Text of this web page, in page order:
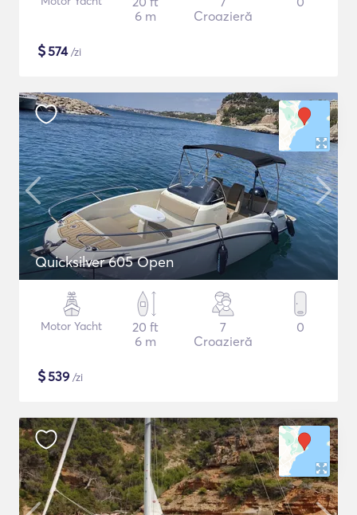
6 m
Croazieră
$574/zi
Quicksilver 605 Open
Motor Yacht
20 ft
6 m
7
Croazieră
0
$539 /zi